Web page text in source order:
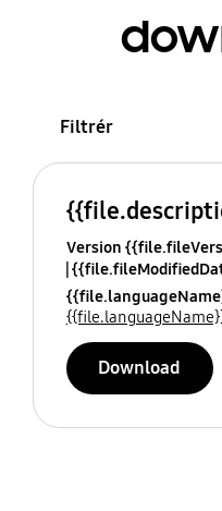
Filtrér
Version
Download